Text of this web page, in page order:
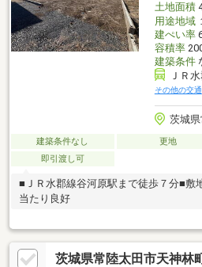
土地面積
用途地域
建ぺい率
容積率
建築条件
ＪＲ
その他の交通
茨城
建築条件なし 更地
即引渡し可
■ＪＲ水郡線谷河原駅まで徒歩７分■敷
当たり良好
茨城県常陸太田市天神林